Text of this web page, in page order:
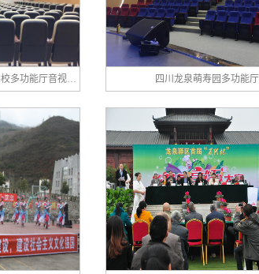
承接泸州师范附属小学城西学校多功能厅音视频舞台灯光系统 四川龙泉萌寿园多功能厅